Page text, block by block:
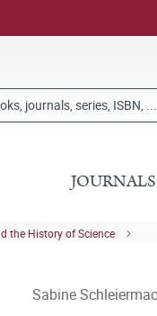
JOURNALS
the History of Science
Sabine